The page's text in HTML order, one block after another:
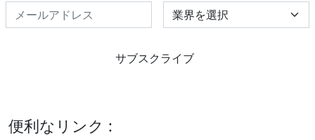
Select Industry
サブスクライブ
便利なリンク :